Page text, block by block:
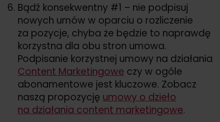
Bądź konsekwentny #1 – nie podpisuj
nowych umów w oparciu o rozliczenie
za pozycje, chyba że będzie to naprawdę
korzystna dla obu stron umowa.
Podpisanie korzystnej umowy na działania
Content Marketingowe czy w ogóle
abonamentowe jest kluczowe. Zobacz
naszą propozycję umowy o dzieło
na działania content marketingowe.